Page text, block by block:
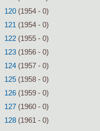
120(1954 - 0)
121 (1954 - 0)
122(1955 - 0)
123(1956 - 0)
124(1957 - 0)
125(1958 - 0)
126(1959 - 0)
127(1960 - 0)
128(1961 - 0)